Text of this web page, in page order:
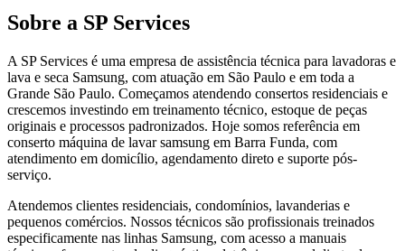
Sobre a SP Services
A SP Services é uma empresa de assistência técnica para lavadoras e
lava e seca Samsung, com atuação em São Paulo e em toda a
Grande São Paulo. Começamos atendendo consertos residenciais e
crescemos investindo em treinamento técnico, estoque de peças
originais e processos padronizados. Hoje somos referência em
conserto máquina de lavar samsung em Barra Funda, com
atendimento em domicílio, agendamento direto e suporte pós-
serviço.
Atendemos clientes residenciais, condomínios, lavanderias e
pequenos comércios. Nossos técnicos são profissionais treinados
especificamente nas linhas Samsung, com acesso a manuais